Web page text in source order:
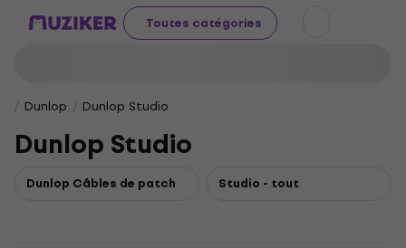
Toutes catégories
Dunlop Dunlop Studio
Dunlop Studio
Dunlop Câbles de patch Studio - tout